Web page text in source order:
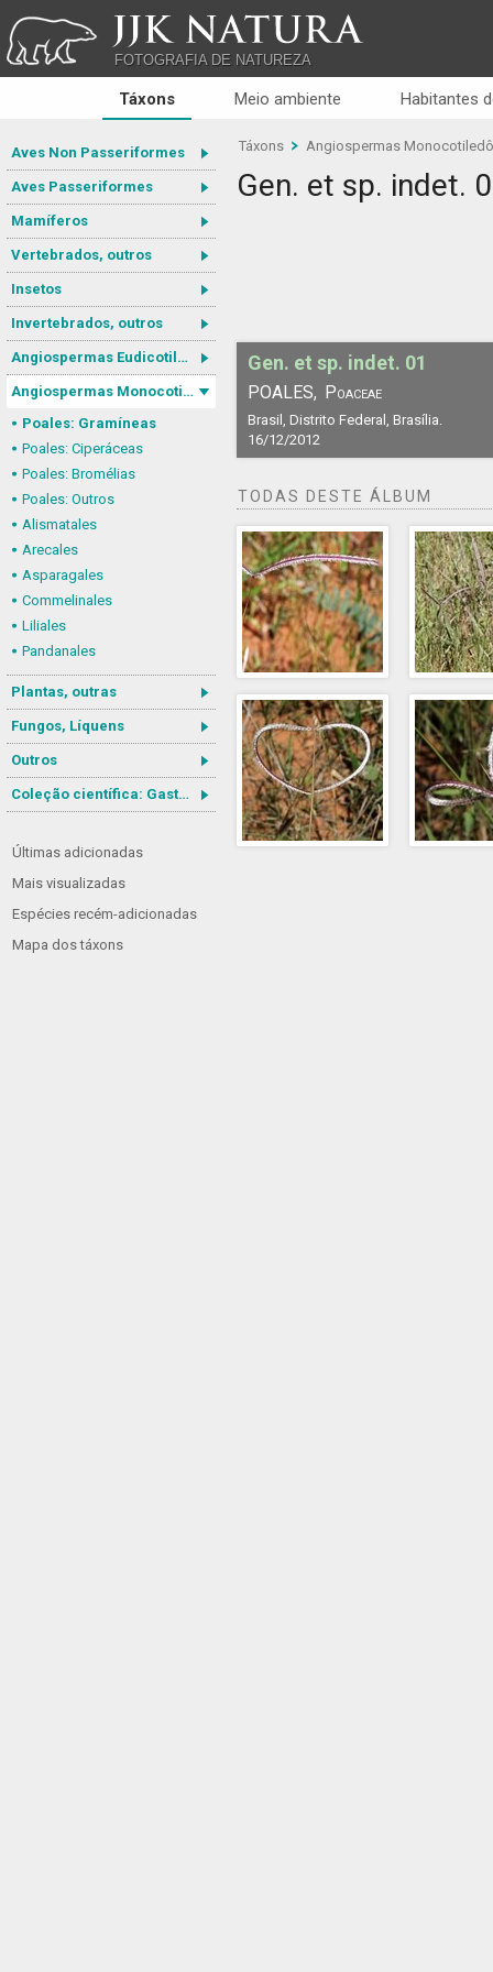
JJK NATURA
FOTOGRAFIA DE NATUREZA
Táxons Meio ambiente Habitantes
Aves Non Passeriformes
Aves Passeriformes
Mamíferos
Vertebrados, outros
Insetos
Invertebrados, outros
Angiospermas Eudicotiledôneas
Angiospermas Monocotiledôneas
Poales: Gramíneas
Poales: Ciperáceas
Poales: Bromélias
Poales: Outros
Alismatales
Arecales
Asparagales
Commelinales
Liliales
Pandanales
Plantas, outras
Fungos, Líquens
Outros
Coleção científica: Gastrotricha
Últimas adicionadas
Mais visualizadas
Espécies recém-adicionadas
Mapa dos táxons
Táxons Angiospermas
Gen. et sp. indet.
Gen. et sp. indet. 01
POALES, Poaceae
Brasil, Distrito Federal, Brasília.
16/12/2012
TODAS DESTE ÁLBUM